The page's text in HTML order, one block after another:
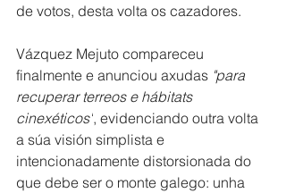
de votos, desta volta os cazadores.
Vázquez Mejuto compareceu
finalmente e anunciou axudas "para
recuperar terreos e hábitats
cinexéticos", evidenciando outra volta
a súa visión simplista e
intencionadamente distorsionada do
que debe ser o monte galego: unha